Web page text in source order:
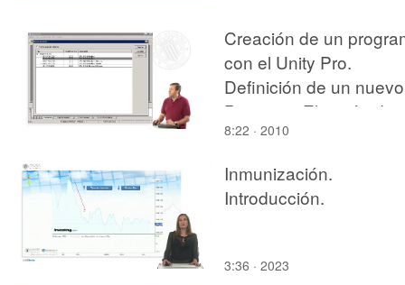
Creación de un
con el Unity Pro.
Definición de un nuevo
Proyecto. Elección de
CPU. Configuración
nueva. Elección del
Lenguaje de
8:22 · 2010
Inmunización.
Introducción.
3:36 · 2023